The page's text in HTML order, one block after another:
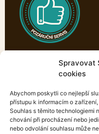
Spravovat
cookies
Abychom poskytli co nejlepší
přístupu k informacím o
Souhlas s těmito technologiemi
chování při procházení nebo
nebo odvolání souhlasu může